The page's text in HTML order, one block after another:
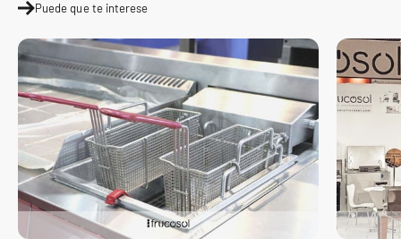
Puede que te interese